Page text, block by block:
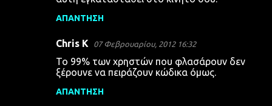
ΑΠΆΝΤΗΣΗ
Chris K 07 Φεβρουαρίου, 2012 16:32
Το 99% των χρηστών που φλασάρουν δεν
ξέρουνε να πειράζουν κώδικα όμως.
ΑΠΆΝΤΗΣΗ